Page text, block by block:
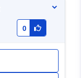
0